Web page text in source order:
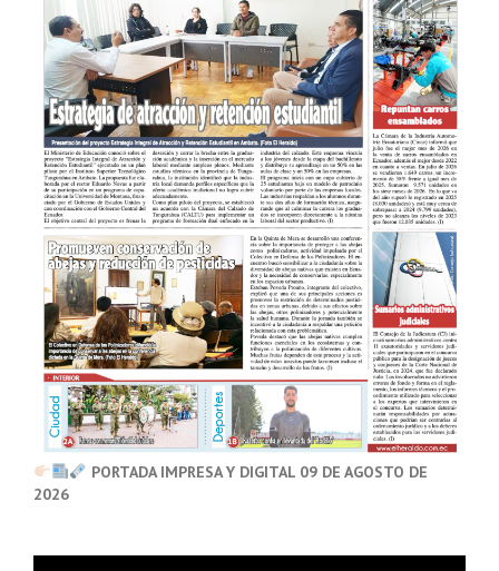
PORTADA IMPRESA Y DIGITAL 09 DE AGOSTO DE
2026